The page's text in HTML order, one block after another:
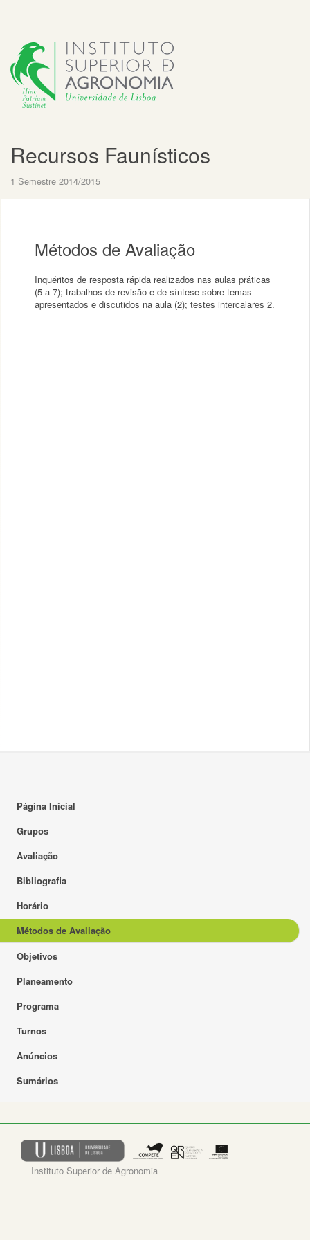
Recursos Faunísticos
1 Semestre 2014/2015
Métodos de Avaliação
Inquéritos de resposta rápida realizados nas aulas práticas
(5 a 7); trabalhos de revisão e de síntese sobre temas
apresentados e discutidos na aula (2); testes intercalares 2.
Página Inicial
Grupos
Avaliação
Bibliografia
Horário
Métodos de Avaliação
Objetivos
Planeamento
Programa
Turnos
Anúncios
Sumários
Instituto Superior de Agronomia